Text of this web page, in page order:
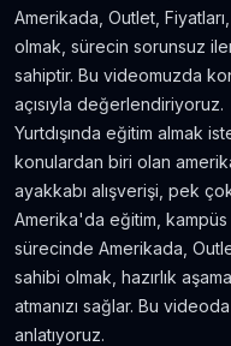
6.403gör.
Film ve
Eşya
5.636gör.
Amerikada, Outlet,
olmak, sürecin sorunsuz
sahiptir. Bu videomuzda
açısıyla değerlendiriyoruz.
Yurtdışında eğitim almak
konulardan biri olan
ayakkabı alışverişi, pek
Amerika'da eğitim,
sürecinde Amerikada,
sahibi olmak, hazırlık
atmanızı sağlar. Bu
anlatıyoruz.